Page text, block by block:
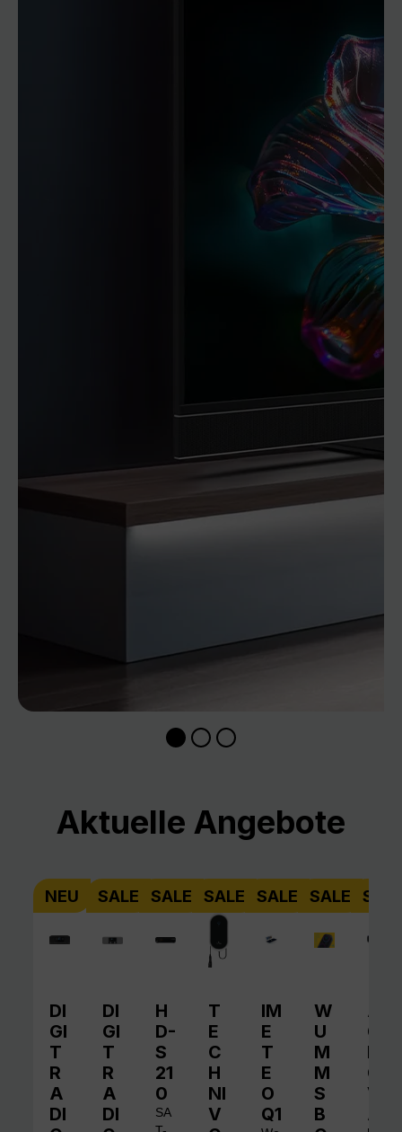
Produktgalerie überspringen
Aktuelle Angebote
NEU
DI
GI
T
R
A
DI
SALE
DI
GI
T
R
A
DI
SALE
H
D-
S
21
0
SA
SALE
T
E
C
H
NI
V
SALE
IM
E
T
E
O
Q1
SALE
W
U
M
M
S
B
A
QI
N
O
V
A